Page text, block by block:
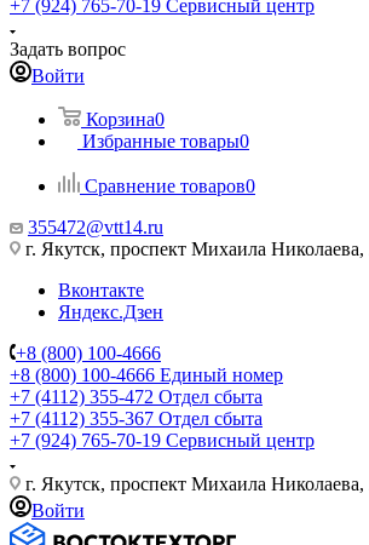
+7 (924) 765-70-19 Сервисный центр
Задать вопрос
Войти
Корзина0
Избранные товары0
Сравнение товаров0
355472@vtt14.ru
г. Якутск, проспект Михаила Николаева,
Вконтакте
Яндекс.Дзен
+8 (800) 100-4666
+8 (800) 100-4666 Единый номер
+7 (4112) 355-472 Отдел сбыта
+7 (4112) 355-367 Отдел сбыта
+7 (924) 765-70-19 Сервисный центр
г. Якутск, проспект Михаила Николаева,
Войти